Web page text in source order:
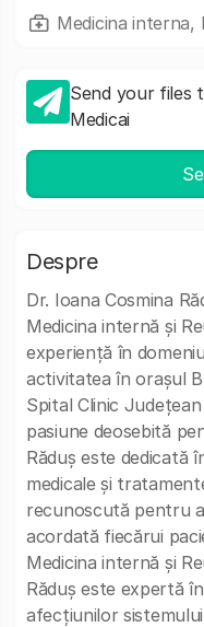
Medicina interna,
Send your files
Medicai
Despre
Dr. Ioana Cosmina
Medicina internă și
experiență în
activitatea în orașul
Spital Clinic
pasiune deosebită
Răduș este dedicată
medicale și
recunoscută pentru
acordată fiecărui
Medicina internă și
Răduș este expertă
afecțiunilor